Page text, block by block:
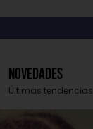
Novedades
Últimas tendencias